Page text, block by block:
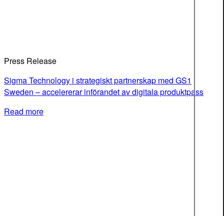
Press Release
Sigma Technology i strategiskt partnerskap med GS1
Sweden – accelererar införandet av digitala produktpass
Read more